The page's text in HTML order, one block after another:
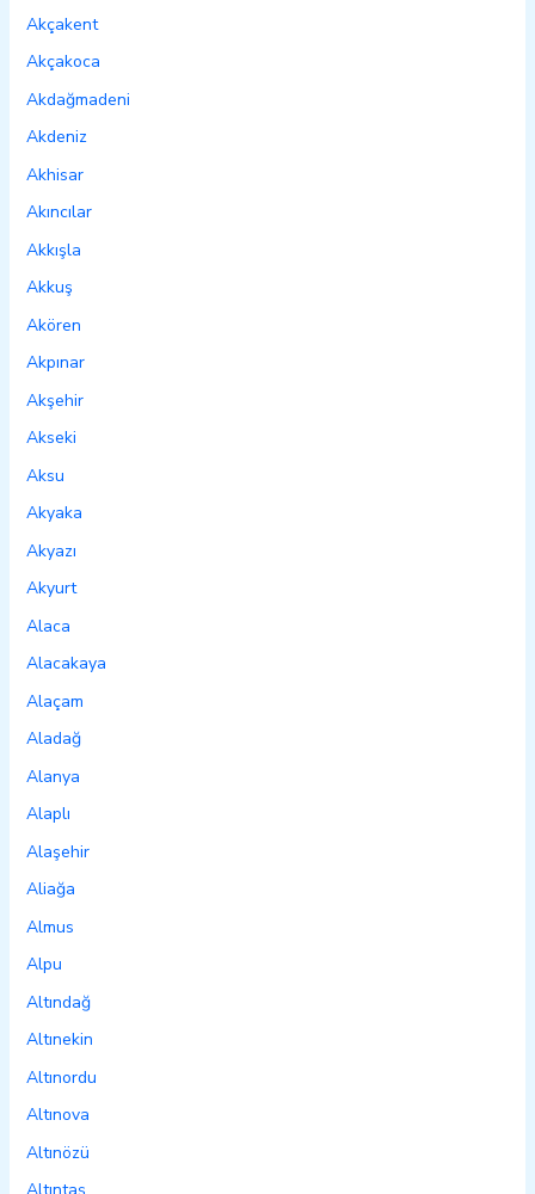
Akçakent
Akçakoca
Akdağmadeni
Akdeniz
Akhisar
Akıncılar
Akkışla
Akkuş
Akören
Akpınar
Akşehir
Akseki
Aksu
Akyaka
Akyazı
Akyurt
Alaca
Alacakaya
Alaçam
Aladağ
Alanya
Alaplı
Alaşehir
Aliağa
Almus
Alpu
Altındağ
Altınekin
Altınordu
Altınova
Altınözü